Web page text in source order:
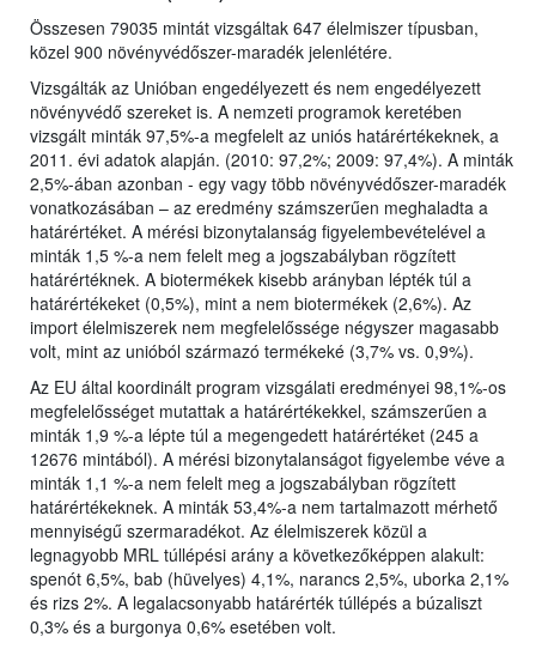
Összesen 79035 mintát vizsgáltak 647 élelmiszer típusban,
közel 900 növényvédőszer-maradék jelenlétére.
Vizsgálták az Unióban engedélyezett és nem engedélyezett
növényvédő szereket is. A nemzeti programok keretében
vizsgált minták 97,5%-a megfelelt az uniós határértékeknek, a
2011. évi adatok alapján. (2010: 97,2%; 2009: 97,4%). A minták
2,5%-ában azonban - egy vagy több növényvédőszer-maradék
vonatkozásában – az eredmény számszerűen meghaladta a
határértéket. A mérési bizonytalanság figyelembevételével a
minták 1,5 %-a nem felelt meg a jogszabályban rögzített
határértéknek. A biotermékek kisebb arányban lépték túl a
határértékeket (0,5%), mint a nem biotermékek (2,6%). Az
import élelmiszerek nem megfelelőssége négyszer magasabb
volt, mint az unióból származó termékeké (3,7% vs. 0,9%).
Az EU által koordinált program vizsgálati eredményei 98,1%-os
megfelelősséget mutattak a határértékekkel, számszerűen a
minták 1,9 %-a lépte túl a megengedett határértéket (245 a
12676 mintából). A mérési bizonytalanságot figyelembe véve a
minták 1,1 %-a nem felelt meg a jogszabályban rögzített
határértékeknek. A minták 53,4%-a nem tartalmazott mérhető
mennyiségű szermaradékot. Az élelmiszerek közül a
legnagyobb MRL túllépési arány a következőképpen alakult:
spenót 6,5%, bab (hüvelyes) 4,1%, narancs 2,5%, uborka 2,1%
és rizs 2%. A legalacsonyabb határérték túllépés a búzaliszt
0,3% és a burgonya 0,6% esetében volt.